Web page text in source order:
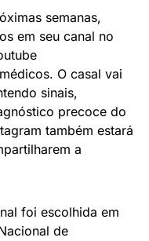
semanas,
em seu canal no
O casal vai
sinais,
precoce do
também estará
a
foi escolhida em
de